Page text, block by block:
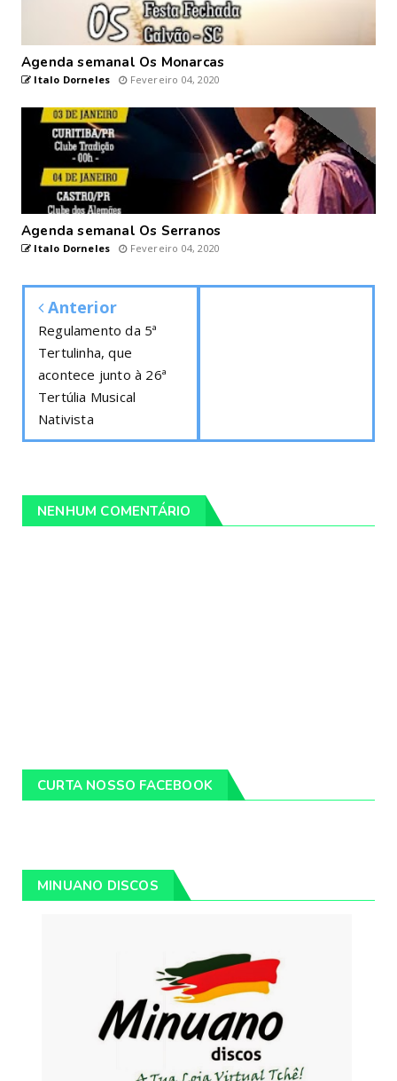
Agenda semanal Os Monarcas
Italo Dorneles Fevereiro 04, 2020
Agenda semanal Os Serranos
Italo Dorneles Fevereiro 04, 2020
Anterior
Regulamento da 5ª
Tertulinha, que
acontece junto à 26ª
Tertúlia Musical
Nativista
NENHUM COMENTÁRIO
CURTA NOSSO FACEBOOK
MINUANO DISCOS